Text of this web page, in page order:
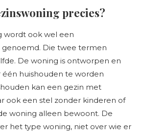
precies?
wordt ook wel een
genoemd. Die twee termen
De woning is ontworpen en
huishouden te worden
kan een gezin met
ook een stel zonder kinderen of
woning alleen bewoont. De
het type woning, niet over wie er